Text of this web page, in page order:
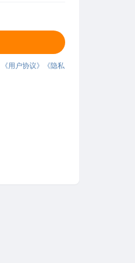
《用户协议》
《隐私